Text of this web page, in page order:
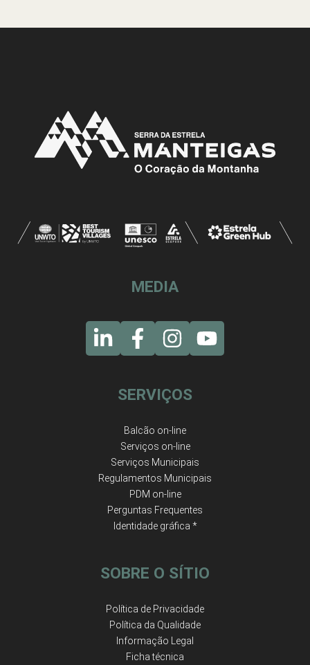
MEDIA
SERVIÇOS
Balcão on-line
Serviços on-line
Serviços Municipais
Regulamentos Municipais
PDM on-line
Perguntas Frequentes
Identidade gráfica *
SOBRE O SÍTIO
Política de Privacidade
Política da Qualidade
Informação Legal
Ficha técnica